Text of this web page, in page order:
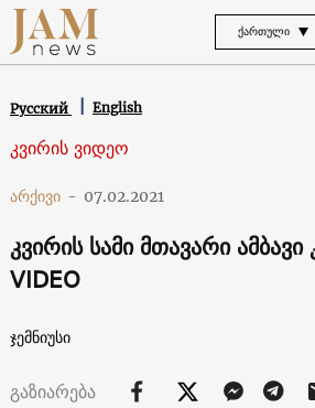
ᲥᲐᲠᲗᲣᲚᲘ
Русский English
კვირის ვიდეო
არქივი - 07.02.2021
კვირის სამი მთავარი ამბავი
VIDEO
ჯემნიუსი
გაზიარება